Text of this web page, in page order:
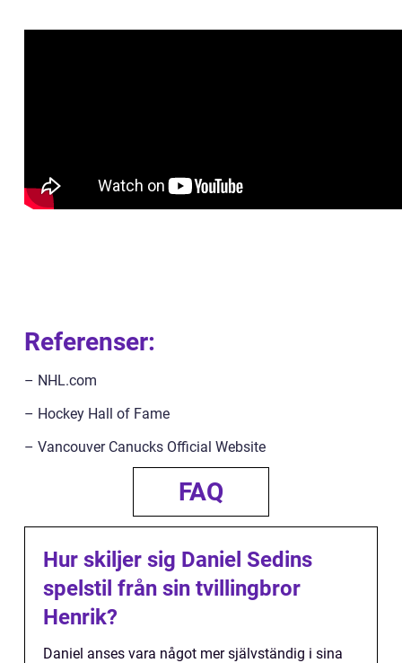
Referenser:
– NHL.com
– Hockey Hall of Fame
– Vancouver Canucks Official Website
FAQ
Hur skiljer sig Daniel Sedins
spelstil från sin tvillingbror
Henrik?
Daniel anses vara något mer självständig i sina